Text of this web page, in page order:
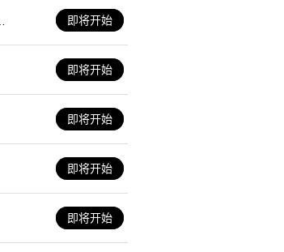
即将开始
即将开始
即将开始
即将开始
即将开始